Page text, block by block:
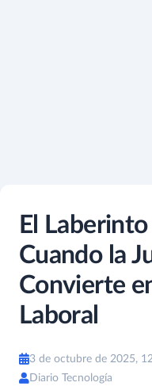
El
Cuando la
Convierte
Laboral
3 de octubre de 2025,
Diario Tecnología